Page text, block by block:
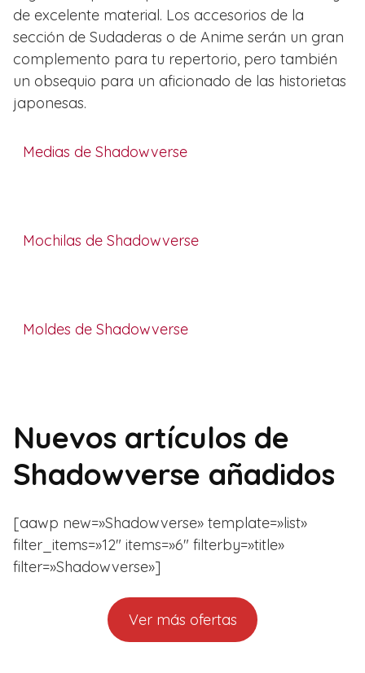
de excelente material. Los accesorios de la
sección de Sudaderas o de Anime serán un gran
complemento para tu repertorio, pero también
un obsequio para un aficionado de las historietas
japonesas.
Medias de Shadowverse
Mochilas de Shadowverse
Moldes de Shadowverse
Nuevos artículos de
Shadowverse añadidos
[aawp new=»Shadowverse» template=»list»
filter_items=»12″ items=»6″ filterby=»title»
filter=»Shadowverse»]
Ver más ofertas